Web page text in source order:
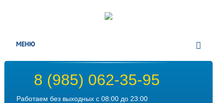
МЕНЮ
8 (985) 062-35-95
Работаем без выходных с 08:00 до 23:00